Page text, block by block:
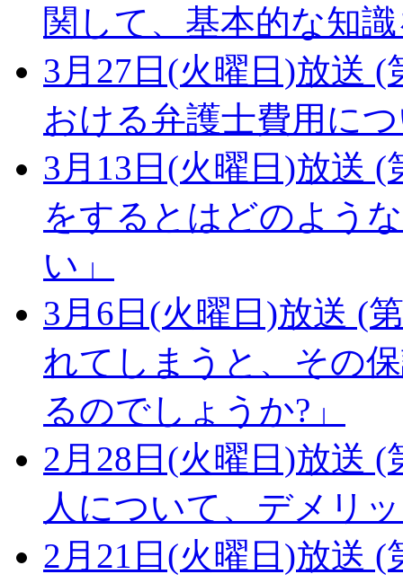
関して、基本的な知
3月27日(火曜日)放送 (
おける弁護士費用に
3月13日(火曜日)放送 (
をするとはどのよう
い」
3月6日(火曜日)放送 (
れてしまうと、その
るのでしょうか?」
2月28日(火曜日)放送 (
人について、デメリ
2月21日(火曜日)放送 (